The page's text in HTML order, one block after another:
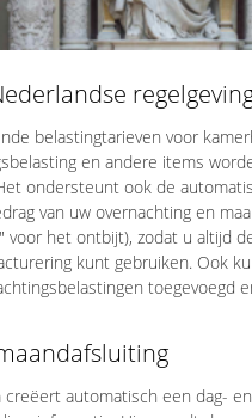
belastingtarieven voor
en andere items
ondersteunt ook de
van uw overnachting en
voor het ontbijt), zodat u altijd
kunt gebruiken. Ook
toegevoegd
automatisch een dag-